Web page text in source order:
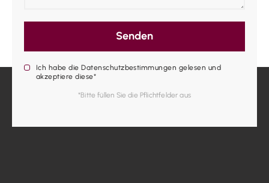
Ich habe die Datenschutzbestimmungen gelesen und
akzeptiere diese*
*Bitte füllen Sie die Pflichtfelder aus
Senden